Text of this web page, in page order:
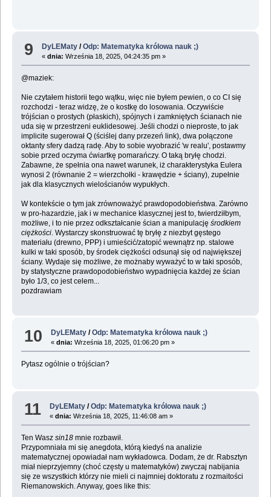
9 DyLEMaty /Odp: Matematyka królowa nauk ;)
«dnia: Września 18, 2025, 04:24:35 pm »
@maziek:
Nie czytałem historii tego wątku, więc nie byłem pewien, o co CI się
rozchodzi - teraz widzę, że o kostkę do losowania. Oczywiście
trójścian o prostych (płaskich), spójnych i zamkniętych ścianach nie
uda się w przestrzeni euklidesowej. Jeśli chodzi o nieproste, to jak
implicite sugerował Q (ściślej dany przezeń link), dwa połączone
oktanty sfery dadzą radę. Aby to sobie wyobrazić 'w realu', postawmy
sobie przed oczyma ćwiartkę pomarańczy. O taką bryłę chodzi.
Zabawne, że spełnia ona nawet warunek, iż charakterystyka Eulera
wynosi 2 (równanie 2 = wierzchołki - krawędzie + ściany), zupełnie
jak dla klasycznych wielościanów wypukłych.
W kontekście o tym jak zrównoważyć prawdopodobieństwa. Zarówno
w pro-hazardzie, jak i w mechanice klasycznej jest to, twierdziłbym,
możliwe, i to nie przez odkształcanie ścian a manipulację środkiem
ciężkości. Wystarczy skonstruować tę bryłę z niezbyt gęstego
materiału (drewno, PPP) i umieścić/zatopić wewnątrz np. stalowe
kulki w taki sposób, by środek ciężkości odsunął się od największej
ściany. Wydaje się możliwe, że możnaby wyważyć to w taki sposób,
by statystyczne prawdopodobieństwo wypadnięcia każdej ze ścian
było 1/3, co jest celem...
pozdrawiam
10 DyLEMaty /Odp: Matematyka królowa nauk ;)
«dnia: Września 18, 2025, 01:06:20 pm »
Pytasz ogólnie o trójścian?
11 DyLEMaty /Odp: Matematyka królowa nauk ;)
«dnia: Września 18, 2025, 11:46:08 am »
Ten Wasz sin18mnie rozbawił.
Przypomniała mi się anegdota, którą kiedyś na analizie
matematycznej opowiadał nam wykładowca. Dodam, że dr. Rabsztyn
miał nieprzyjemny (choć częsty u matematyków) zwyczaj nabijania
się ze wszystkich którzy nie mieli ci najmniej doktoratu z rozmaitości
Riemanowskich. Anyway, goes like this: